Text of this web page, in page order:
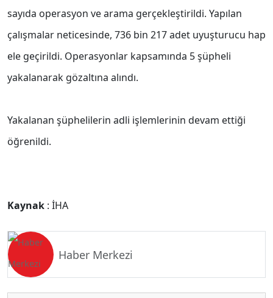
sayıda operasyon ve arama gerçekleştirildi. Yapılan
çalışmalar neticesinde, 736 bin 217 adet uyuşturucu hap
ele geçirildi. Operasyonlar kapsamında 5 şüpheli
yakalanarak gözaltına alındı.
Yakalanan şüphelilerin adli işlemlerinin devam ettiği
öğrenildi.
Kaynak : İHA
Haber Merkezi